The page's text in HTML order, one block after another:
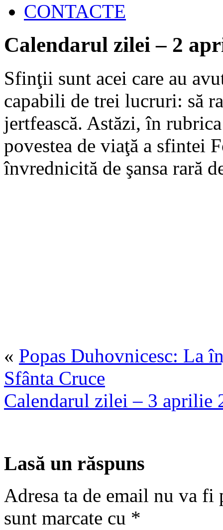
CONTACTE
Calendarul zilei – 2
Sfinţii sunt acei care au
capabili de trei lucruri: să
jertfească. Astăzi, în
povestea de viaţă a sfintei
învrednicită de şansa rară
« Popas Duhovnicesc: La
Sfânta Cruce
Calendarul zilei – 3 aprilie
Lasă un răspuns
Adresa ta de email nu va fi
sunt marcate cu *